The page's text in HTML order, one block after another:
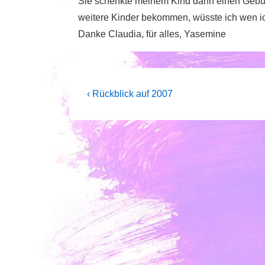
weitere Kinder bekommen, wüsste ich wen
Danke Claudia, für alles, Yasemine
Beitragsnavigation
Vorheriger
ist
‹ Rückblick auf 2007